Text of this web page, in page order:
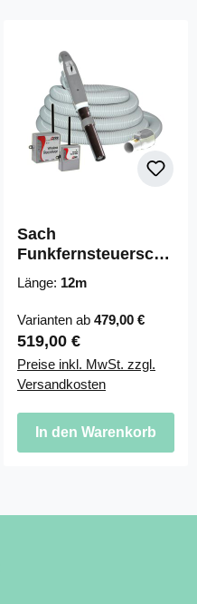
Sach
Funkfernsteuerschl
auch inkl. Sender
für Kehrleiste
Länge: 12m
Varianten ab 479,00 €
Regulärer Preis:
519,00 €
Preise inkl. MwSt. zzgl.
Versandkosten
In den Warenkorb